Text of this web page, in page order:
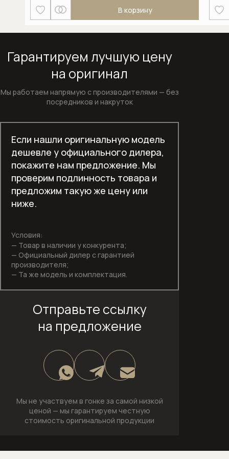
Отдельностоящие холодильники
морозильники
Пароварки с СВЧ
Подогреватели посуды
Полновстраиваемые
посудомоечные машины шириной 45
Полновстраиваемые
посудомоечные машины шириной 60
Посудомоечные машины
Пылесосы
Вертикальные беспроводные
Пылесосы серии Guard
Соло кофемашины
Стеклокерамические варочные
Стирально-сушильные машины
Стиральные машины
Стиральные машины с фронтальной
В корзину
Гарантируем лучшую цену
на оригинал
Мы работаем напрямую с производителями — без
посредников и накруток
Если нашли оригинальную модель
дешевле у официального дилера,
покажите нам предложение. Мы
проверим подлинность товара и
предложим такую же цену или
ниже.
Условия:
— Товар в наличии у конкурента;
— Официальный дилер с гарантией
производителя;
— Та же модель и комплектация.
Отправьте ссылку
на предложение
Мы не участвуем в гонке за самой низкой
ценой — мы гарантируем честную
стоимость оригинальной продукции